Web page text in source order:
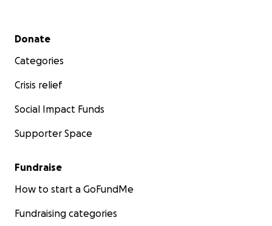
Secondary menu
Donate
Categories
Crisis relief
Social Impact Funds
Supporter Space
Fundraise
How to start a GoFundMe
Fundraising categories